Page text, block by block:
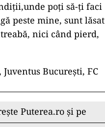
poți să-ți faci
peste mine, sunt lăsat
nici când pierd,
București, FC
Puterea.ro și pe